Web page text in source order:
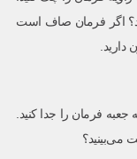
اگر فرمان صاف است
دارید.
فرمان را جدا کنید.
می‌بینید؟